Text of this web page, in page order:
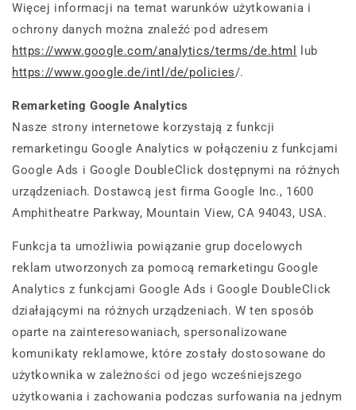
Więcej informacji na temat warunków użytkowania i
ochrony danych można znaleźć pod adresem
https://www.google.com/analytics/terms/de.html
lub
https://www.google.de/intl/de/policies/.
Remarketing Google Analytics
Nasze strony internetowe korzystają z funkcji
remarketingu Google Analytics w połączeniu z funkcjami
Google Ads i Google DoubleClick dostępnymi na różnych
urządzeniach. Dostawcą jest firma Google Inc., 1600
Amphitheatre Parkway, Mountain View, CA 94043, USA.
Funkcja ta umożliwia powiązanie grup docelowych
reklam utworzonych za pomocą remarketingu Google
Analytics z funkcjami Google Ads i Google DoubleClick
działającymi na różnych urządzeniach. W ten sposób
oparte na zainteresowaniach, spersonalizowane
komunikaty reklamowe, które zostały dostosowane do
użytkownika w zależności od jego wcześniejszego
użytkowania i zachowania podczas surfowania na jednym